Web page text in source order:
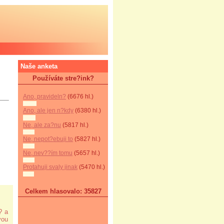
a
Naše anketa
Používáte stre?ink?
Ano, pravideln? (6676 hl.)
Ano, ale jen n?kdy (6380 hl.)
Ne, ale za?nu (5817 hl.)
Ne, nepot?ebuji to (5827 hl.)
Ne, nev??ím tomu (5657 hl.)
Protahuji svaly jinak (5470 hl.)
Celkem hlasovalo: 35827